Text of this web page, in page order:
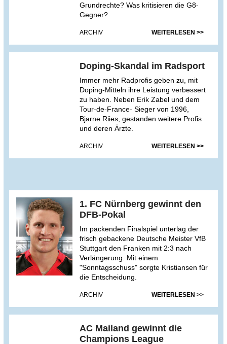
Grundrechte? Was kritisieren die G8-
Gegner?
ARCHIV WEITERLESEN >>
Doping-Skandal im Radsport
Immer mehr Radprofis geben zu, mit
Doping-Mitteln ihre Leistung verbessert
zu haben. Neben Erik Zabel und dem
Tour-de-France- Sieger von 1996,
Bjarne Riies, gestanden weitere Profis
und deren Ärzte.
ARCHIV WEITERLESEN >>
1. FC Nürnberg gewinnt den
DFB-Pokal
Im packenden Finalspiel unterlag der
frisch gebackene Deutsche Meister VfB
Stuttgart den Franken mit 2:3 nach
Verlängerung. Mit einem
"Sonntagsschuss" sorgte Kristiansen für
die Entscheidung.
ARCHIV WEITERLESEN >>
AC Mailand gewinnt die
Champions League